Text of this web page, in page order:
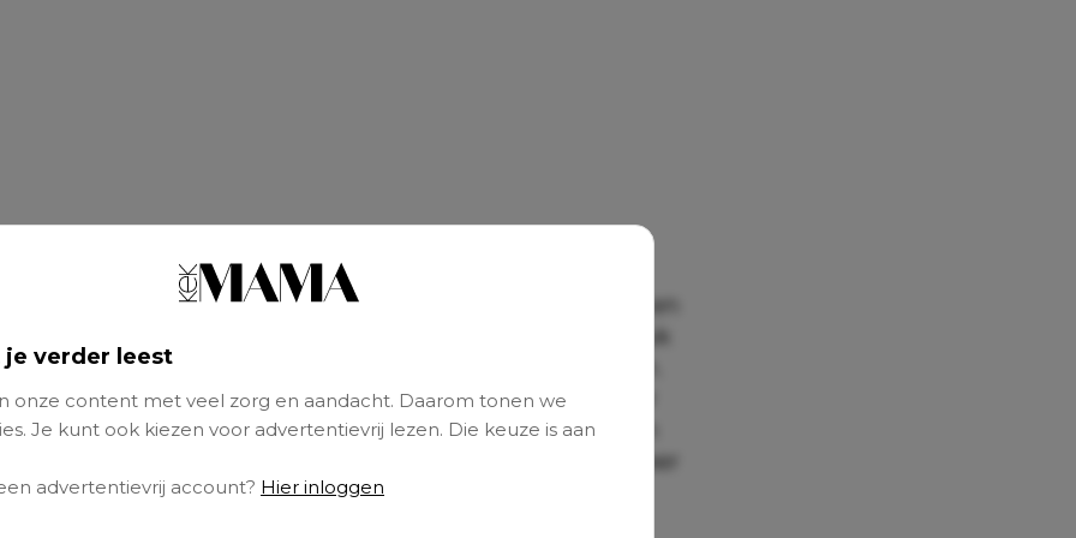
je verder leest
onze content met veel zorg en aandacht. Daarom tonen we
Je kunt ook kiezen voor advertentievrij lezen. Die keuze is aan
advertentievrij account? Hier inloggen
een snelle, gehaaste wereld. Ook kinderen merken dat en
last van hebben. Misschien voelen ze een bepaalde druk
presteren en bijvoorbeeld hoge cijfers moeten halen.
voor stress. Daarnaast zitten kinderen elke dag voor
oftablet. Ze krijgen veel prikkels binnen en hebben
Kinderyoga – aangeboden voor kinderen van ongeveer
– kan daar iets aan veranderen.